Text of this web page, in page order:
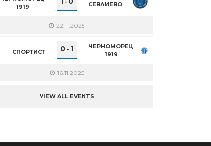
1919
- СЕВЛИЕВО
22.11.2025
СПОРТИСТ 0 - 1
ЧЕРНОМОРЕЦ
1919
16.11.2025
VIEW ALL EVENTS